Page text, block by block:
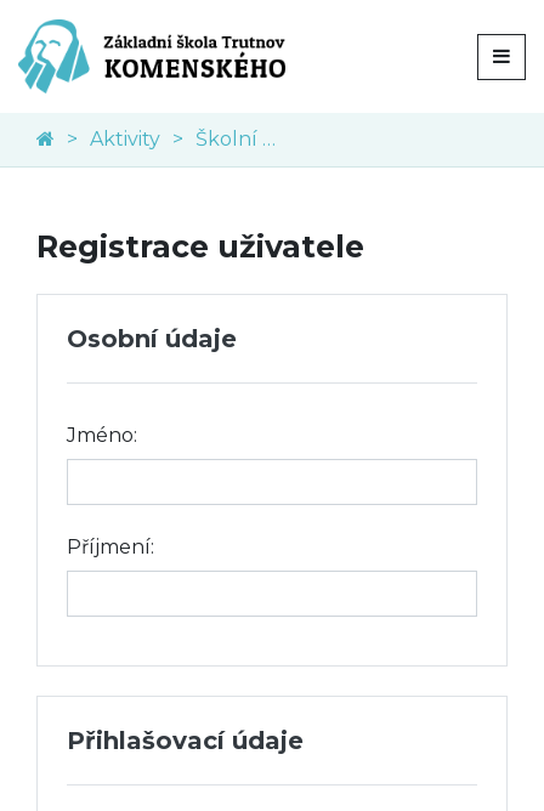
Aktivity Školní akce
Registrace uživatele
Osobní údaje
Jméno:
Příjmení:
Přihlašovací údaje